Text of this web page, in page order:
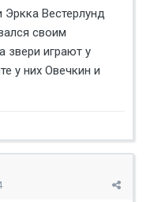
Вестерлунд
своим
звери играют у
у них Овечкин и